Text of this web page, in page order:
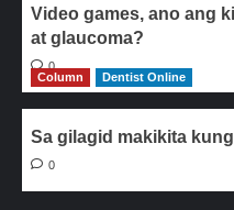
Video games, ano ang
at glaucoma?
0
Column
Dentist Online
Sa gilagid makikita
0